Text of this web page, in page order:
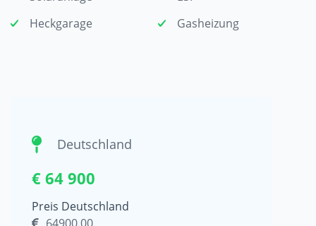
Heckgarage
Gasheizung
Deutschland
€ 64 900
Preis Deutschland